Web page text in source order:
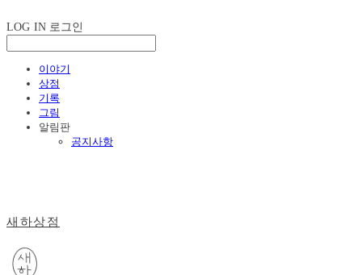
LOG IN 로그인
이야기
상점
기록
그림
알림판
공지사항
새하상점